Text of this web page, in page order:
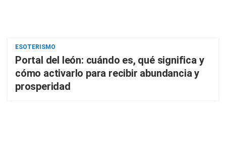
ESOTERISMO
Portal del león: cuándo es, qué significa y
cómo activarlo para recibir abundancia y
prosperidad